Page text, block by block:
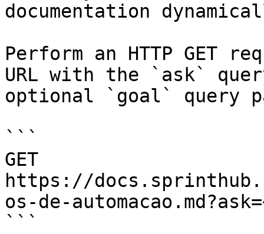
documentation
Perform an HTTP GET
URL with the `ask`
optional `goal` query
```
GET
https://
os-de-
```